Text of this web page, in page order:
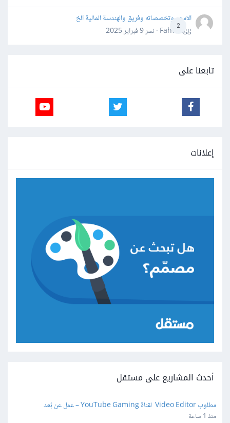
2
الاسهم وتخصصاته وفريق والهندسة المالية الخ
Fahd Ggg · نشر
9 فبراير 2025
تابعنا على
إعلانات
أحدث المشاريع على مستقل
مطلوب Video Editor  لقناة YouTube Gaming – عمل عن بُعد
منذ 1 ساعة